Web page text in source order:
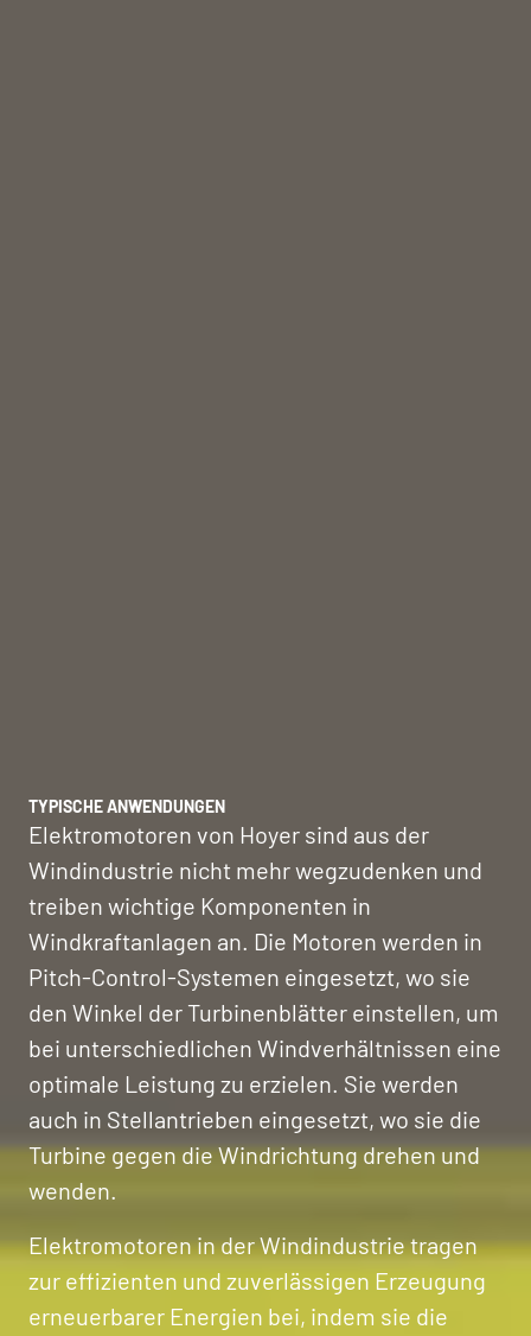
TYPISCHE ANWENDUNGEN
Elektromotoren von Hoyer sind aus der
Windindustrie nicht mehr wegzudenken und
treiben wichtige Komponenten in
Windkraftanlagen an. Die Motoren werden in
Pitch-Control-Systemen eingesetzt, wo sie
den Winkel der Turbinenblätter einstellen, um
bei unterschiedlichen Windverhältnissen eine
optimale Leistung zu erzielen. Sie werden
auch in Stellantrieben eingesetzt, wo sie die
Turbine gegen die Windrichtung drehen und
wenden.
Elektromotoren in der Windindustrie tragen
zur effizienten und zuverlässigen Erzeugung
erneuerbarer Energien bei, indem sie die